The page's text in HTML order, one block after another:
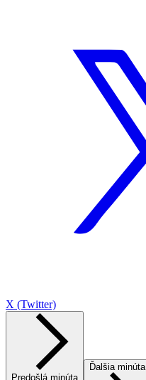
X (Twitter)
Predošlá minúta
Ďalšia minúta